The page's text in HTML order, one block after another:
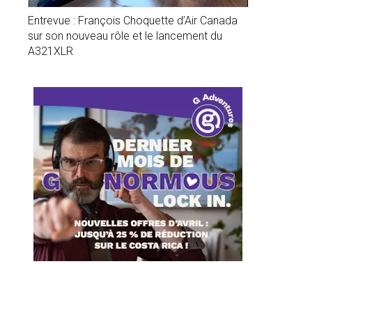
Entrevue : François Choquette d’Air Canada
sur son nouveau rôle et le lancement du
A321XLR